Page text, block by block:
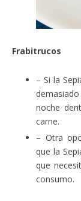
Frabitrucos
– Si la
noche
carne.
– Otra
que la
que
consumo.